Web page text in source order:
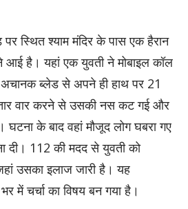
स्थित श्याम मंदिर के पास एक हैरान
आई है। यहां एक युवती ने मोबाइल कॉल
ब्लेड से अपने ही हाथ पर 21
वार करने से उसकी नस कट गई और
घटना के बाद वहां मौजूद लोग घबरा गए
दी। 112 की मदद से युवती को
उसका इलाज जारी है। यह
में चर्चा का विषय बन गया है।